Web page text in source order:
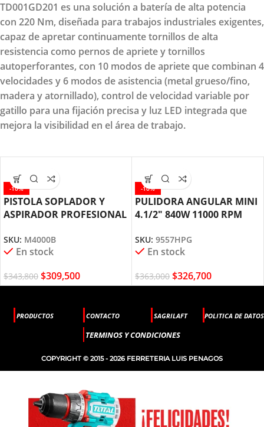
TD001GD201 es una solución a batería de alta potencia
con 220 Nm, diseñada para trabajos industriales exigentes,
capaz de apretar continuamente tornillos de alta
resistencia como pernos de apriete y tornillos
autoperforantes, con 10 modos de apriete que combinan 4
velocidades y 6 modos de asistencia (metal grueso/fino,
madera y atornillado), control de velocidad variable por
gatillo para una fijación precisa y luz LED integrada que
mejora la visibilidad en el área de trabajo.
-10%
PISTOLA SOPLADOR Y
ASPIRADOR PROFESIONAL
SKU: M4000B
En stock
$343,800 $309,500
-10%
PULIDORA ANGULAR MINI
4.1/2″ 840W 11000 RPM
SKU: 9557HPG
En stock
$363,000 $326,700
PRODUCTOS CONTACTO SAGRILAFT POLITICA DE DATOS
TERMINOS Y CONDICIONES
COPYRIGHT © 2015 - 2026 FERRETERIA LUIS PENAGOS